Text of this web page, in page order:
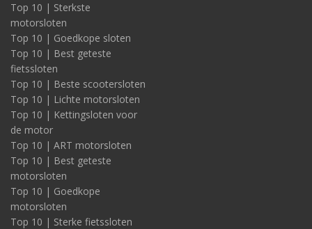
(hetgeen de kans op succes vergroot), is er een handige app. In
de app van Stop Heling plaats je preventief foto’s van je nieuwe
e-bike, evenals het merk, het model en het framenummer,
eventueel voorzien van nog een extra omschrijving.
Over STAAT-E-LEKKER
De campagne STAAT-E-LEKKER is een initiatief van Stichting
Aanpak Fiets- en E-bikediefstal (S.A.F.E.). Daarvan maken
Achmea, ANWB Unigarant, het CCV, ENRA, Kingpolis, ASR en
Univé deel uit. De campagne richt zich specifiek op e-bike
eigenaren. Zij hebben namelijk zelf de meeste invloed op het
voorkomen van diefstal daarvan. De basis hiervoor vormt het
juiste gebruik van minimaal twee ART-gekeurde sloten. Deze
vind je opSlotenonline.nl
Top 10 | Sterkste
motorsloten
Top 10 | Goedkope sloten
Top 10 | Best geteste
fietssloten
Top 10 | Beste scootersloten
Top 10 | Lichte motorsloten
Top 10 | Kettingsloten voor
de motor
Top 10 | ART motorsloten
Top 10 | Best geteste
motorsloten
Top 10 | Goedkope
motorsloten
Top 10 | Sterke fietssloten